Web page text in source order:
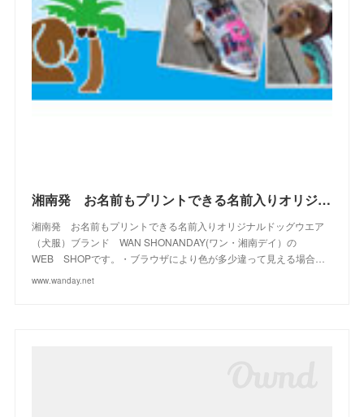
(4)
4)
(13)
(15)
10)
(16)
13)
(21)
23)
)
(2) 湘南発 お名前もプリントできる名前入りオリジナルドッグウエアブランド WAN SHONANDAY(ワン・湘南デイ）の WEB SHOPです
湘南発 お名前もプリントできる名前入りオリジナルドッグウエア
（犬服）ブランド WAN SHONANDAY(ワン・湘南デイ）の
WEB SHOPです。・ブラウザにより色が多少違って見える場合…
www.wanday.net